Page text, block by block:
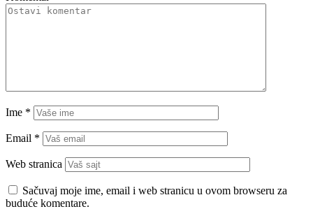
Ime *
Email *
Web stranica
Sačuvaj moje ime, email i web stranicu u ovom browseru za
buduće komentare.